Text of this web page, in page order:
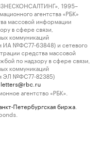
1995–
агентства «РБК»
массовой информации
в сфере связи,
коммуникаций
ИА №ФС77-63848) и сетевого
средства массовой
по надзору в сфере связи,
коммуникаций
ЭЛ №ФС77-82385)
letters@rbc.ru
агентство «РБК».
Петербургская биржа